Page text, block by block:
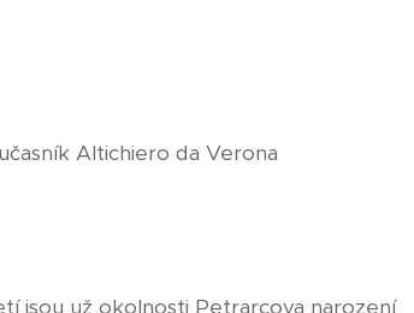
Altichiero da Verona
jsou už okolnosti Petrarcova narození